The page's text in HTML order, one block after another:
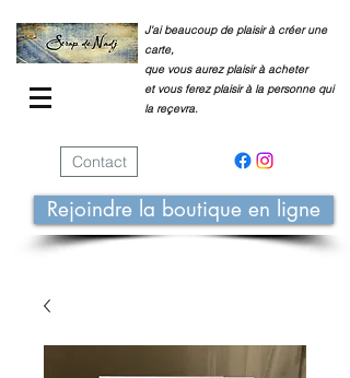
J'ai beaucoup de plaisir à créer une
carte,
que vous aurez plaisir à acheter
et vous ferez plaisir à la personne qui
la reçevra.
Contact
Rejoindre la boutique en ligne